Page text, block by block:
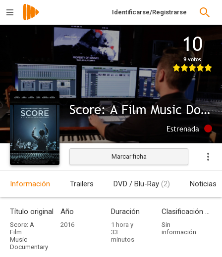
Identificarse/Registrarse
10
9 votos
Score: A Film Music Documentary
Estrenada
Marcar ficha
Información Trailers DVD / Blu-Ray (2) Noticias
Título original
Score: A
Film
Music
Documentary
Año
2016
Duración
1 hora y
33
minutos
Clasificación por edades
Sin
información